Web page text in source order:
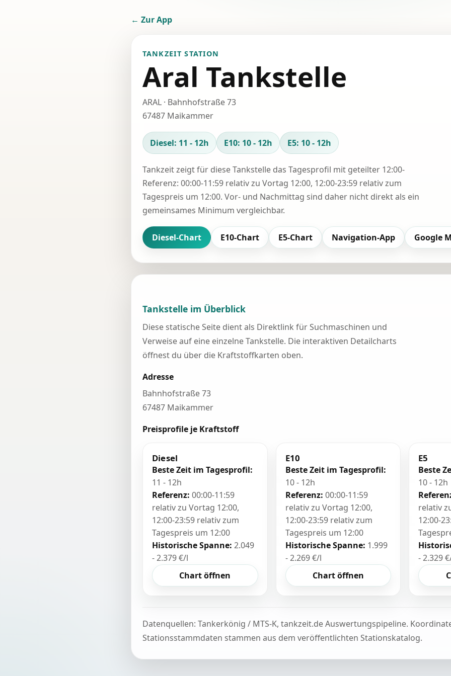
← Zur App
TANKZEIT STATION
Aral Tankstelle
ARAL · Bahnhofstraße 73
67487 Maikammer
Diesel: 11 - 12h E10: 10 - 12h E5: 10 - 12h
Tankzeit zeigt für diese Tankstelle das Tagesprofil mit geteilter 12:00-
Referenz: 00:00-11:59 relativ zu Vortag 12:00, 12:00-23:59 relativ zum
Tagespreis um 12:00. Vor- und Nachmittag sind daher nicht direkt als ein
gemeinsames Minimum vergleichbar.
Diesel-Chart E10-Chart E5-Chart Navigation-App Google
Tankstelle im Überblick
Diese statische Seite dient als Direktlink für Suchmaschinen und
Verweise auf eine einzelne Tankstelle. Die interaktiven Detailcharts
öffnest du über die Kraftstoffkarten oben.
Adresse
Bahnhofstraße 73
67487 Maikammer
Preisprofile je Kraftstoff
Diesel
Beste Zeit im Tagesprofil:
11 - 12h
Referenz: 00:00-11:59
relativ zu Vortag 12:00,
12:00-23:59 relativ zum
Tagespreis um 12:00
Historische Spanne: 2.049
- 2.379 €/l
Chart öffnen
E10
Beste Zeit im Tagesprofil:
10 - 12h
Referenz: 00:00-11:59
relativ zu Vortag 12:00,
12:00-23:59 relativ zum
Tagespreis um 12:00
Historische Spanne: 1.999
- 2.269 €/l
Chart öffnen
E5
Beste
10 - 12h
relativ
12:00-
- 2.329
Datenquellen: Tankerkönig / MTS-K, tankzeit.de Auswertungspipeline.
Stationsstammdaten stammen aus dem veröffentlichten Stationskatalog.